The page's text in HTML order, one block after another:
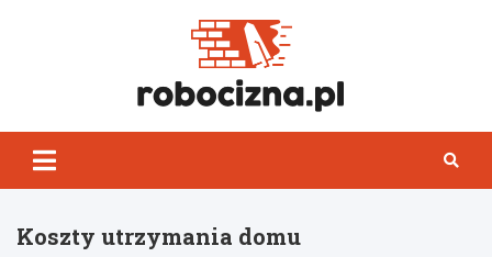
Koszty utrzymania domu